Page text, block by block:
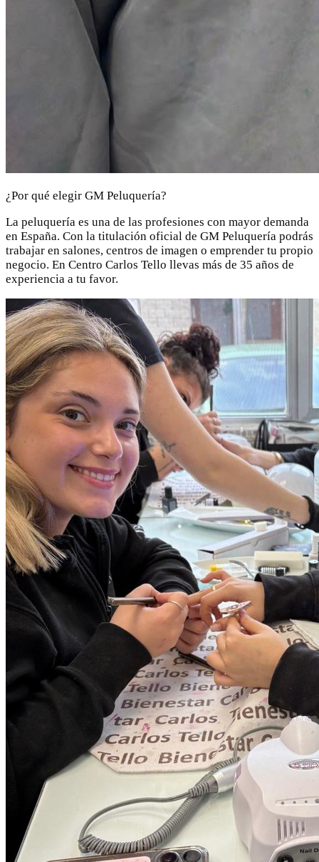
¿Por qué elegir GM Peluquería?
La peluquería es una de las profesiones con mayor demanda
en España. Con la titulación oficial de GM Peluquería podrás
trabajar en salones, centros de imagen o emprender tu propio
negocio. En Centro Carlos Tello llevas más de 35 años de
experiencia a tu favor.